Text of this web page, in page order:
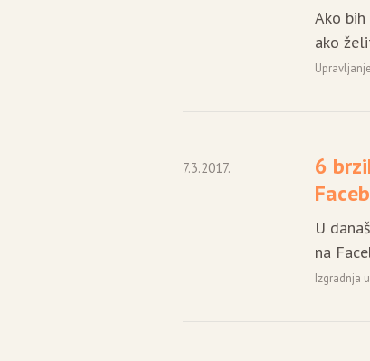
Ako
ako
7.3.2017.
6
U
na
Izgradnja